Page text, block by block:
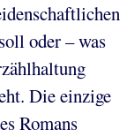
oder – was
Die einzige
Romans